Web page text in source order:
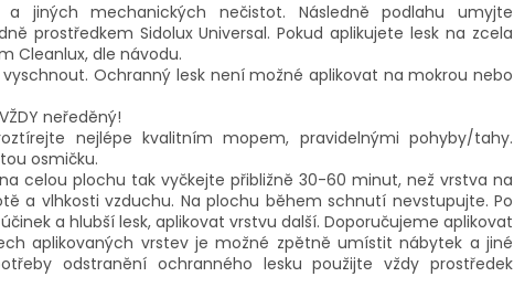
jiných mechanických nečistot. Následně podlahu umyjte
prostředkem Sidolux Universal. Pokud aplikujete lesk na zcela
Cleanlux, dle návodu.
Ochranný lesk není možné aplikovat na mokrou nebo
neředěný!
nejlépe kvalitním mopem, pravidelnými pohyby/tahy.
osmičku.
celou plochu tak vyčkejte přibližně 30-60 minut, než vrstva na
a vlhkosti vzduchu. Na plochu během schnutí nevstupujte. Po
a hlubší lesk, aplikovat vrstvu další. Doporučujeme aplikovat
aplikovaných vrstev je možné zpětně umístit nábytek a jiné
odstranění ochranného lesku použijte vždy prostředek